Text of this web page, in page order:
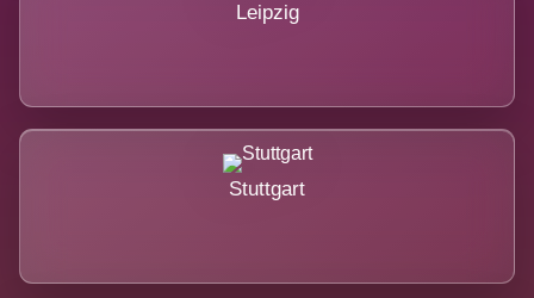
Leipzig
Stuttgart